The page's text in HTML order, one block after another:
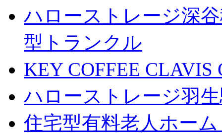
ハローストレージ深
型トランクル
KEY COFFEE
ハローストレージ羽
住宅型有料老人ホー